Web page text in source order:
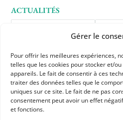
Gérer le
Pour offrir les meilleures expériences,
telles que les cookies pour stocker et/
appareils. Le fait de consentir à ces
traiter des données telles que le
uniques sur ce site. Le fait de ne pas
consentement peut avoir un effet
et fonctions.
ACTUALITÉS